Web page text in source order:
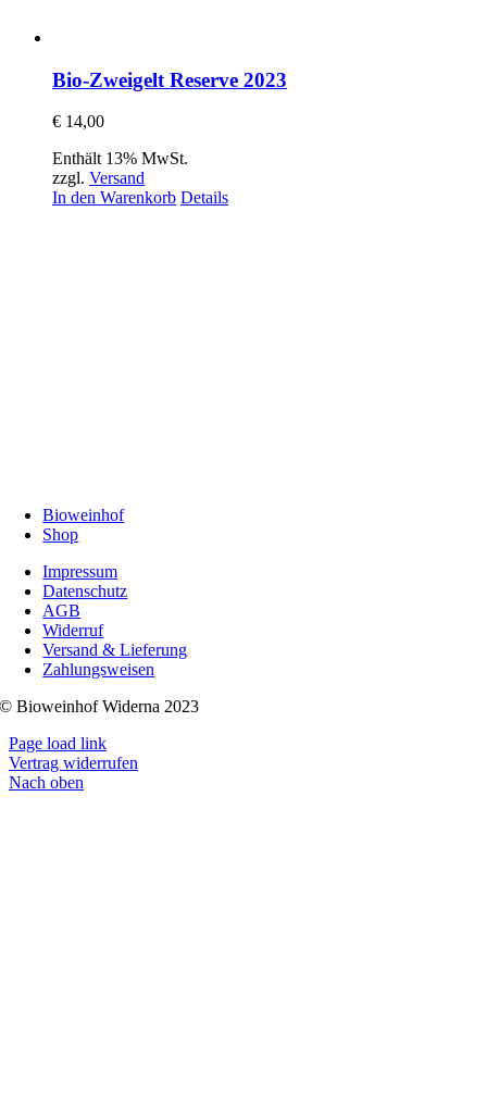
Bio-Zweigelt Reserve 2023
€ 14,00
Enthält 13% MwSt.
zzgl. Versand
In den Warenkorb Details
Bioweinhof
Shop
Impressum
Datenschutz
AGB
Widerruf
Versand & Lieferung
Zahlungsweisen
© Bioweinhof Widerna 2023
Page load link
Vertrag widerrufen
Nach oben